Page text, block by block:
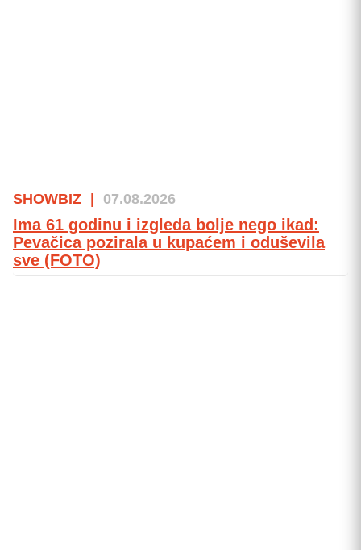
SHOWBIZ 07.08.2026
Ima 61 godinu i izgleda bolje nego ikad:
Pevačica pozirala u kupaćem i oduševila
sve (FOTO)